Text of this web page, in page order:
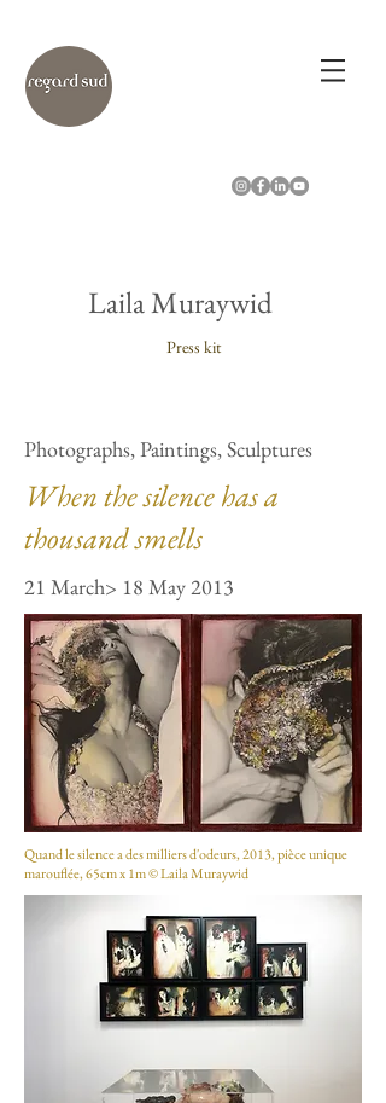
Laila Muraywid
Press kit
Photographs, Paintings, Sculptures
When the silence has a
thousand smells
21 March> 18 May 2013
Quand le silence a des milliers d'odeurs, 2013, pièce unique
marouflée, 65cm x 1m © Laila Muraywid